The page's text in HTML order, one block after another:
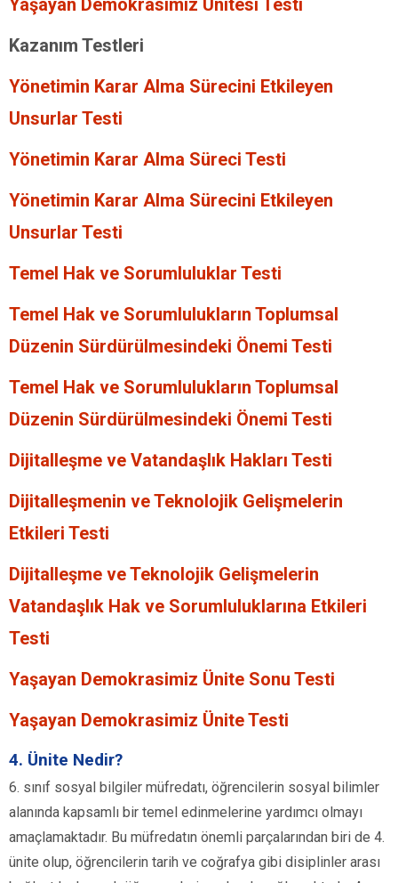
Yaşayan Demokrasimiz Ünitesi Testi
Kazanım Testleri
Yönetimin Karar Alma Sürecini Etkileyen
Unsurlar Testi
Yönetimin Karar Alma Süreci Testi
Yönetimin Karar Alma Sürecini Etkileyen
Unsurlar Testi
Temel Hak ve Sorumluluklar Testi
Temel Hak ve Sorumlulukların Toplumsal
Düzenin Sürdürülmesindeki Önemi Testi
Temel Hak ve Sorumlulukların Toplumsal
Düzenin Sürdürülmesindeki Önemi Testi
Dijitalleşme ve Vatandaşlık Hakları Testi
Dijitalleşmenin ve Teknolojik Gelişmelerin
Etkileri Testi
Dijitalleşme ve Teknolojik Gelişmelerin
Vatandaşlık Hak ve Sorumluluklarına Etkileri
Testi
Yaşayan Demokrasimiz Ünite Sonu Testi
Yaşayan Demokrasimiz Ünite Testi
4. Ünite Nedir?
6. sınıf sosyal bilgiler müfredatı, öğrencilerin sosyal bilimler
alanında kapsamlı bir temel edinmelerine yardımcı olmayı
amaçlamaktadır. Bu müfredatın önemli parçalarından biri de 4.
ünite olup, öğrencilerin tarih ve coğrafya gibi disiplinler arası